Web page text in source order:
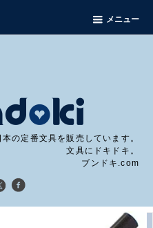
メニュー
の定番文具を販売しています。
文具にドキドキ。
ブンドキ.com